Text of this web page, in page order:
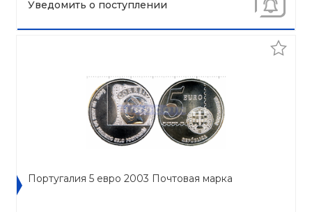
Уведомить о поступлении
Португалия 5 евро 2003 Почтовая марка